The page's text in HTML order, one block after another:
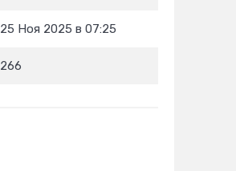
25 Ноя 2025 в 07:25
266